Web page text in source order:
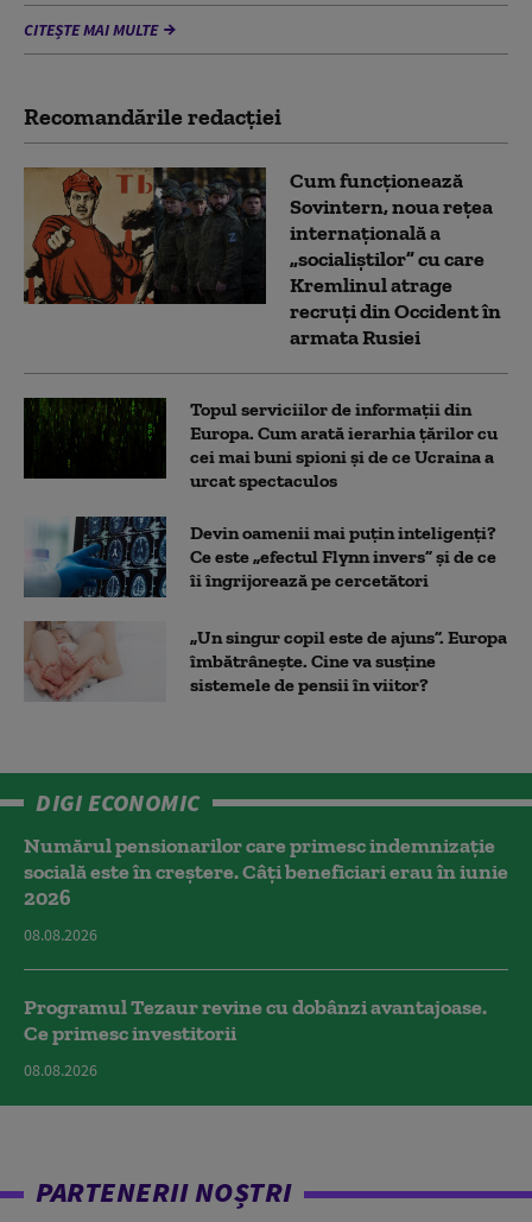
CITEȘTE MAI MULTE
Recomandările redacţiei
Cum funcționează
Sovintern, noua rețea
internațională a
„socialiștilor” cu care
Kremlinul atrage
recruți din Occident în
armata Rusiei
Topul serviciilor de informații din
Europa. Cum arată ierarhia țărilor cu
cei mai buni spioni și de ce Ucraina a
urcat spectaculos
Devin oamenii mai puțin inteligenți?
Ce este „efectul Flynn invers” și de ce
îi îngrijorează pe cercetători
„Un singur copil este de ajuns”. Europa
îmbătrânește. Cine va susține
sistemele de pensii în viitor?
DIGI ECONOMIC
Numărul pensionarilor care primesc indemnizaţie
socială este în creștere. Câți beneficiari erau în iunie
2026
08.08.2026
Programul Tezaur revine cu dobânzi avantajoase.
Ce primesc investitorii
08.08.2026
PARTENERII NOȘTRI